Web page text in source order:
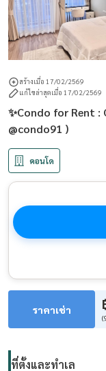
สร้างเมื่อ 17/02/2569
แก้ไขล่าสุดเมื่อ 17/02/2569
✨Condo for Rent
@condo91 )
คอนโด
ราคาเช่า
ที่ตั้งและทำเล